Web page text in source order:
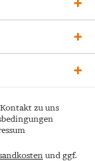
Kontakt zu uns
und ggf.